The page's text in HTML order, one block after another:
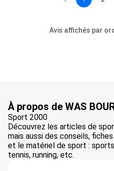
Avis affichés par
À propos de WAS
Sport 2000
Découvrez les articles de
mais aussi des conseils,
et le matériel de sport :
tennis, running, etc.